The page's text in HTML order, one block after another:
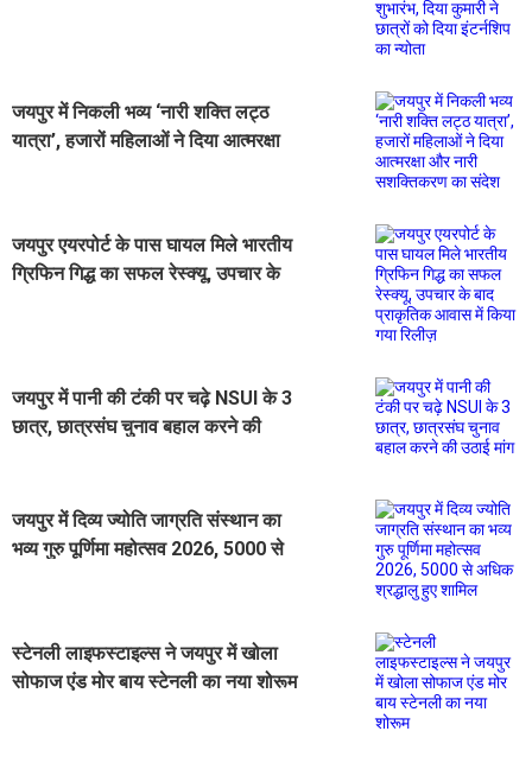
जयपुर में निकली भव्य ‘नारी शक्ति लट्ठ
यात्रा’, हजारों महिलाओं ने दिया आत्मरक्षा
जयपुर एयरपोर्ट के पास घायल मिले भारतीय
ग्रिफिन गिद्ध का सफल रेस्क्यू, उपचार के
जयपुर में पानी की टंकी पर चढ़े NSUI के 3
छात्र, छात्रसंघ चुनाव बहाल करने की
जयपुर में दिव्य ज्योति जाग्रति संस्थान का
भव्य गुरु पूर्णिमा महोत्सव 2026, 5000 से
स्टेनली लाइफस्टाइल्स ने जयपुर में खोला
सोफाज एंड मोर बाय स्टेनली का नया शोरूम